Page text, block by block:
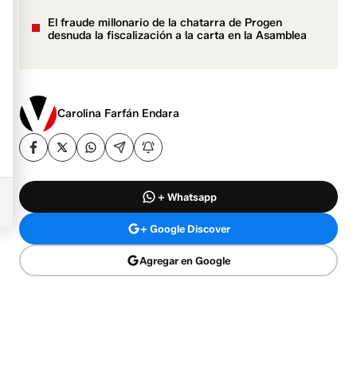
El fraude millonario de la chatarra de Progen
desnuda la fiscalización a la carta en la Asamblea
Carolina Farfán Endara
+ Whatsapp
+ Google Discover
Agregar en Google